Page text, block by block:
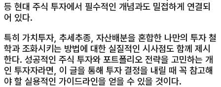
등 현대 주식 투자에서 필수적인 개념과도 밀접하게 연결되
어 있다.
특히 가치투자, 추세추종, 자산배분을 혼합한 나만의 투자 철
학과 조화시키는 방법에 대한 실질적인 시사점도 함께 제시
한다. 성공적인 주식 투자와 포트폴리오 전략을 고민하는 개
인 투자자라면, 이 글을 통해 투자 결정을 내릴 때 꼭 참고해
야 할 실용적인 가이드라인을 얻을 수 있을 것이다.